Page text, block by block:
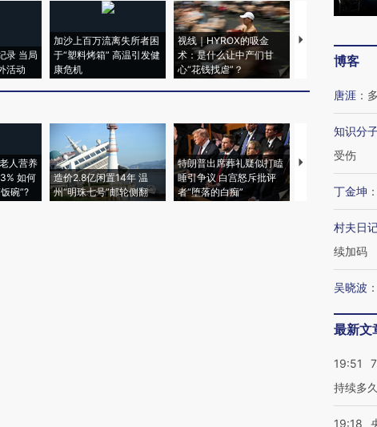
录 当局
活动
加沙上百万流离失所者困
于“塑料烤箱” 高温引发健
康危机
视线｜HYROX的吸金
术：是什么让中产们甘
心“花钱找虐”？
马航飞行员跨国走
粒摇头丸 尿检体
人营养
如何
碗”?
造价2.8亿闲置14年 温
州“明珠七号”邮轮侧翻
特朗普出席葬礼疑似打瞌
睡引争议 白宫怒斥批评
者“堕落的白痴”
视线｜全球最热百
97个 印度如何
博客
唐涯 ：
知识分
受伤
丁金坤 ：
村夫日
续加码
吴晓波 ：
最新文
19:51
持续多久
19:18